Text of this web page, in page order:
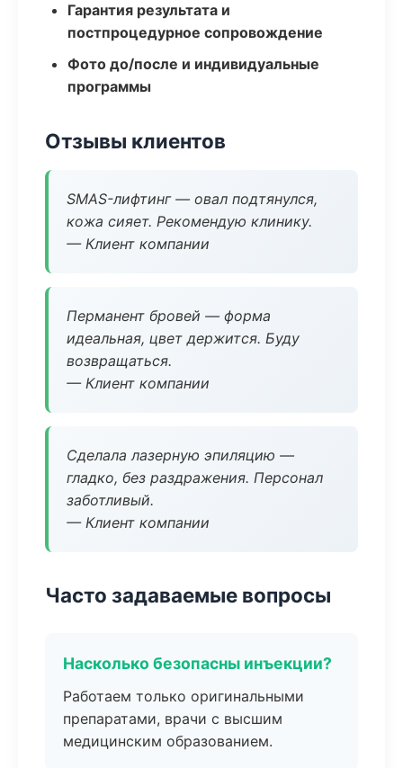
Гарантия результата и
постпроцедурное сопровождение
Фото до/после и индивидуальные
программы
Отзывы клиентов
SMAS-лифтинг — овал подтянулся,
кожа сияет. Рекомендую клинику.
— Клиент компании
Перманент бровей — форма
идеальная, цвет держится. Буду
возвращаться.
— Клиент компании
Сделала лазерную эпиляцию —
гладко, без раздражения. Персонал
заботливый.
— Клиент компании
Часто задаваемые вопросы
Насколько безопасны инъекции?
Работаем только оригинальными
препаратами, врачи с высшим
медицинским образованием.